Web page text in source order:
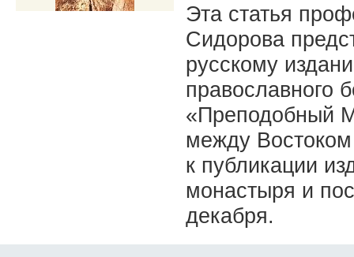
Эта статья
Сидорова
русскому
православного
«Преподобный
между
к публикации
монастыря и
декабря.